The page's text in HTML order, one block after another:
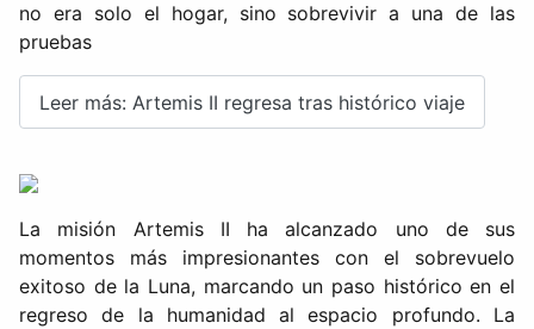
no era solo el hogar, sino sobrevivir a una de las
pruebas
Leer más: Artemis II regresa tras histórico viaje
La misión Artemis II ha alcanzado uno de sus
momentos más impresionantes con el sobrevuelo
exitoso de la Luna, marcando un paso histórico en el
regreso de la humanidad al espacio profundo. La